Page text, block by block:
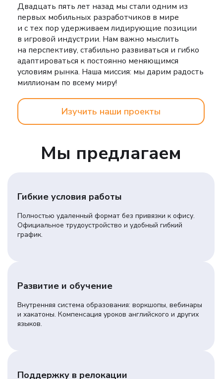
Двадцать пять лет назад мы стали одним из
первых мобильных разработчиков в мире
и с тех пор удерживаем лидирующие позиции
в игровой индустрии. Нам важно мыслить
на перспективу, стабильно развиваться и гибко
адаптироваться к постоянно меняющимся
условиям рынка. Наша миссия: мы дарим радость
миллионам по всему миру!
Изучить наши проекты
Мы предлагаем
Гибкие условия работы
Полностью удаленный формат без привязки к офису.
Официальное трудоустройство и удобный гибкий
график.
Развитие и обучение
Внутренняя система образования: воркшопы, вебинары
и хакатоны. Компенсация уроков английского и других
языков.
Поддержку в релокации